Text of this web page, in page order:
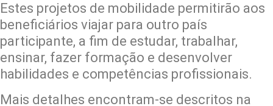
Estes projetos de mobilidade permitirão aos
beneficiários viajar para outro país
participante, a fim de estudar, trabalhar,
ensinar, fazer formação e desenvolver
habilidades e competências profissionais.
Mais detalhes encontram-se descritos na